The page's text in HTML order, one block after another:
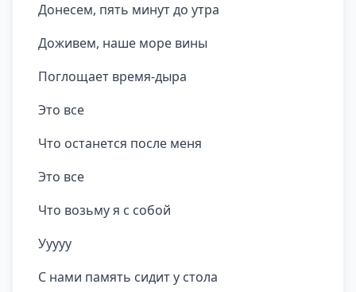
Донесем, пять минут до утра
Доживем, наше море вины
Поглощает время-дыра
Это все
Что останется после меня
Это все
Что возьму я с собой
Ууууу
С нами память сидит у стола